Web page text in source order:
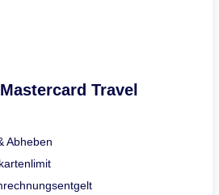
Travel
Abheben